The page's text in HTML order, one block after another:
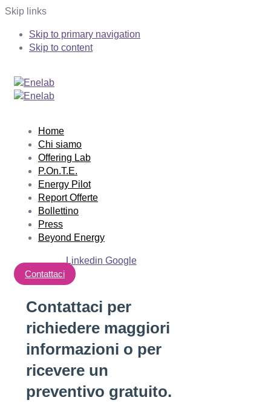
Skip links
Skip to primary navigation
Skip to content
Home
Chi siamo
Offering Lab
P.On.T.E.
Energy Pilot
Report Offerte
Bollettino
Press
Beyond Energy
Linkedin Google
Contattaci
Contattaci per
richiedere maggiori
informazioni o per
ricevere un
preventivo gratuito.